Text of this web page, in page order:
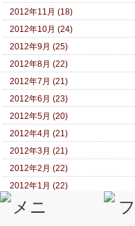
2012年11月 (18)
2012年10月 (24)
2012年9月 (25)
2012年8月 (22)
2012年7月 (21)
2012年6月 (23)
2012年5月 (20)
2012年4月 (21)
2012年3月 (21)
2012年2月 (22)
2012年1月 (22)
2011年12月 (17)